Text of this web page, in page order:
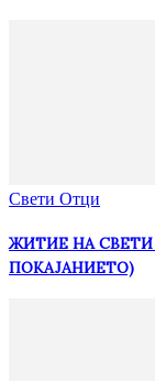
Свети Отци
ЖИТИЕ НА
ПОКАЈАНИЕТО)